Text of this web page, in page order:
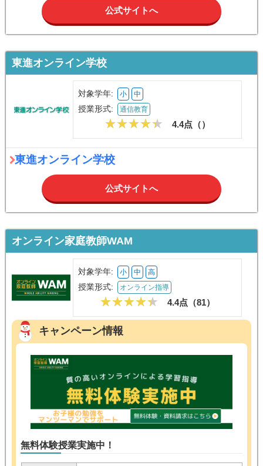
公式サイトへ
東進オンライン学校
対象学年: 小 中
授業形式: 通信教育
4.4点（）
東進オンライン学校
公式サイトへ
オンライン家庭教師WAM
対象学年: 小 中 高
授業形式: オンライン指導
4.4点（81）
キャンペーン情報
無料体験授業実施中！